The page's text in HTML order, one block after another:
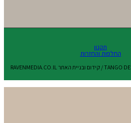
תקנון
החלפות והחזרות